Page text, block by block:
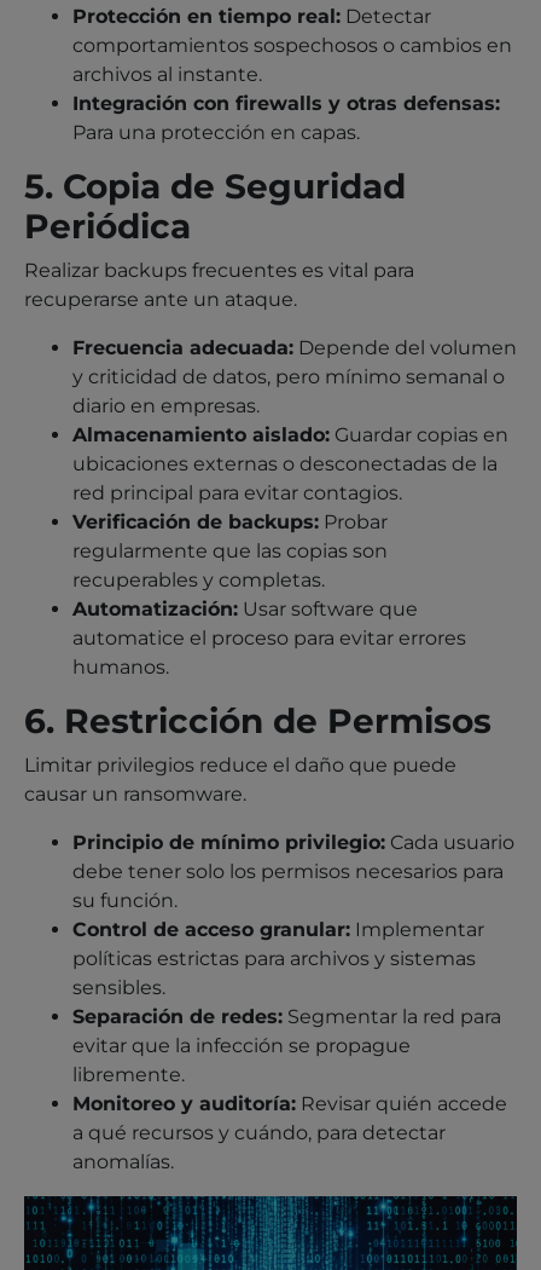
Protección en tiempo real: Detectar
comportamientos sospechosos o cambios en
archivos al instante.
Integración con firewalls y otras defensas:
Para una protección en capas.
5. Copia de Seguridad
Periódica
Realizar backups frecuentes es vital para
recuperarse ante un ataque.
Frecuencia adecuada: Depende del volumen
y criticidad de datos, pero mínimo semanal o
diario en empresas.
Almacenamiento aislado: Guardar copias en
ubicaciones externas o desconectadas de la
red principal para evitar contagios.
Verificación de backups: Probar
regularmente que las copias son
recuperables y completas.
Automatización: Usar software que
automatice el proceso para evitar errores
humanos.
6. Restricción de Permisos
Limitar privilegios reduce el daño que puede
causar un ransomware.
Principio de mínimo privilegio: Cada usuario
debe tener solo los permisos necesarios para
su función.
Control de acceso granular: Implementar
políticas estrictas para archivos y sistemas
sensibles.
Separación de redes: Segmentar la red para
evitar que la infección se propague
libremente.
Monitoreo y auditoría: Revisar quién accede
a qué recursos y cuándo, para detectar
anomalías.